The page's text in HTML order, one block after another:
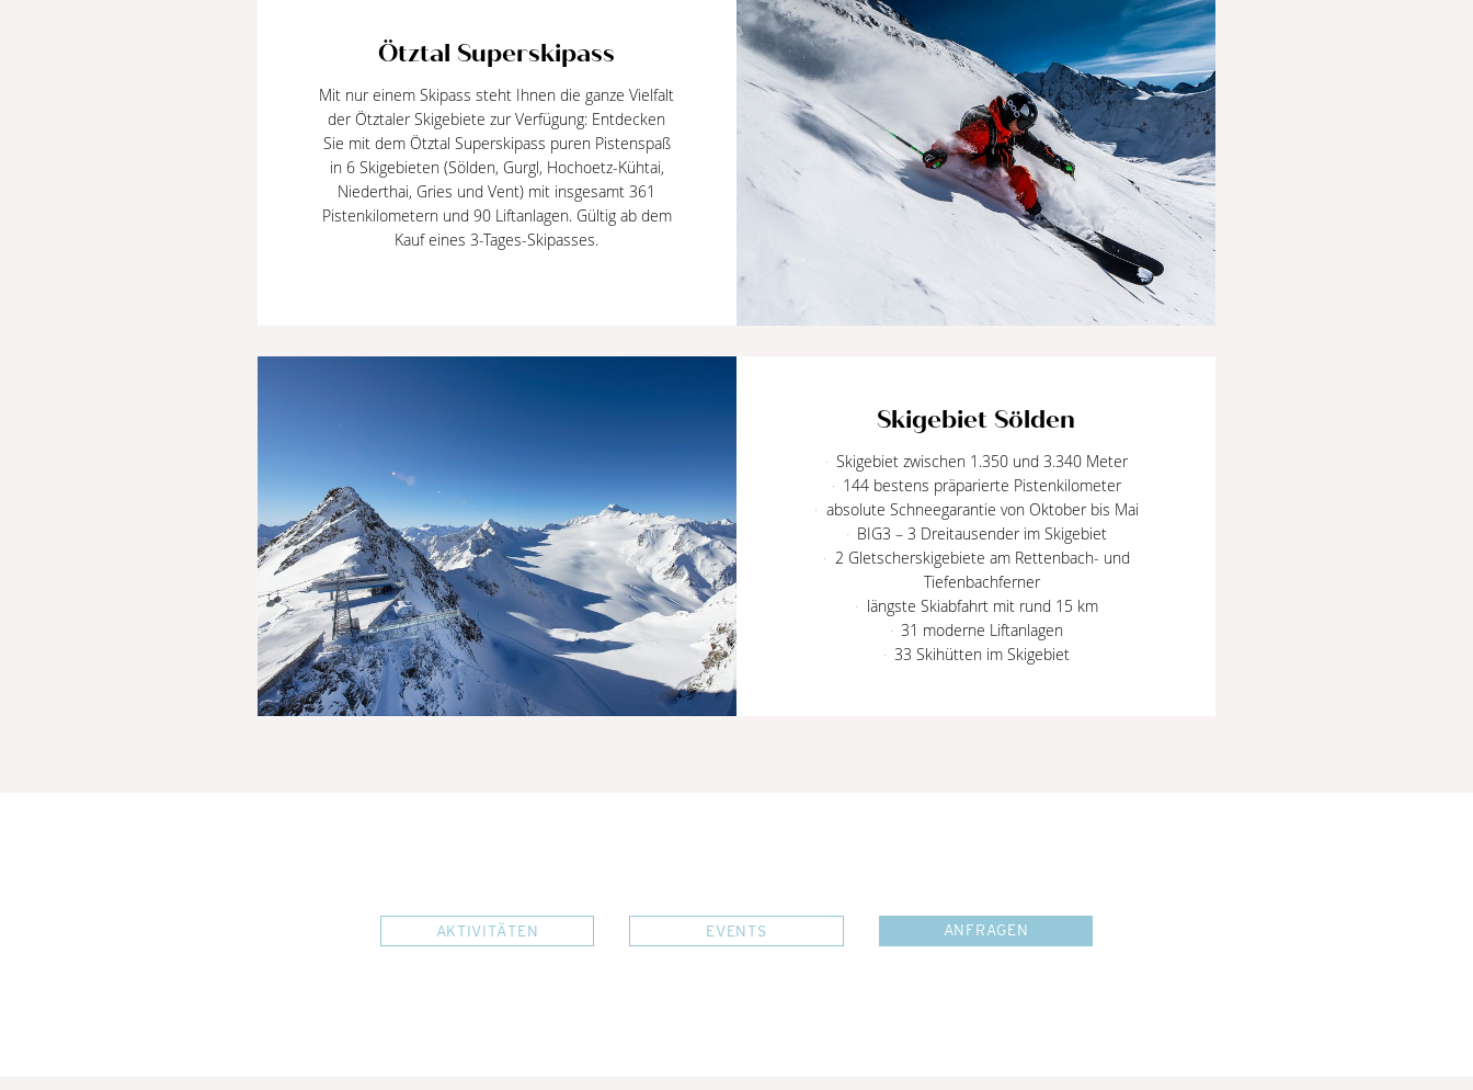
Ötztal Superskipass
Mit nur einem Skipass steht Ihnen die ganze Vielfalt
der Ötztaler Skigebiete zur Verfügung: Entdecken
Sie mit dem Ötztal Superskipass puren Pistenspaß
in 6 Skigebieten (Sölden, Gurgl, Hochoetz-Kühtai,
Niederthai, Gries und Vent) mit insgesamt 361
Pistenkilometern und 90 Liftanlagen. Gültig ab dem
Kauf eines 3-Tages-Skipasses.
Skigebiet Sölden
Skigebiet zwischen 1.350 und 3.340 Meter
144 bestens präparierte Pistenkilometer
absolute Schneegarantie von Oktober bis Mai
BIG3 – 3 Dreitausender im Skigebiet
2 Gletscherskigebiete am Rettenbach- und
Tiefenbachferner
längste Skiabfahrt mit rund 15 km
31 moderne Liftanlagen
33 Skihütten im Skigebiet
AKTIVITÄTEN EVENTS ANFRAGEN